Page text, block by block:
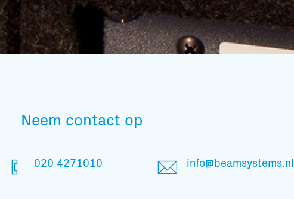
Neem contact op
020 4271010 info@beamsystems.nl
Subscribe to our mailing list